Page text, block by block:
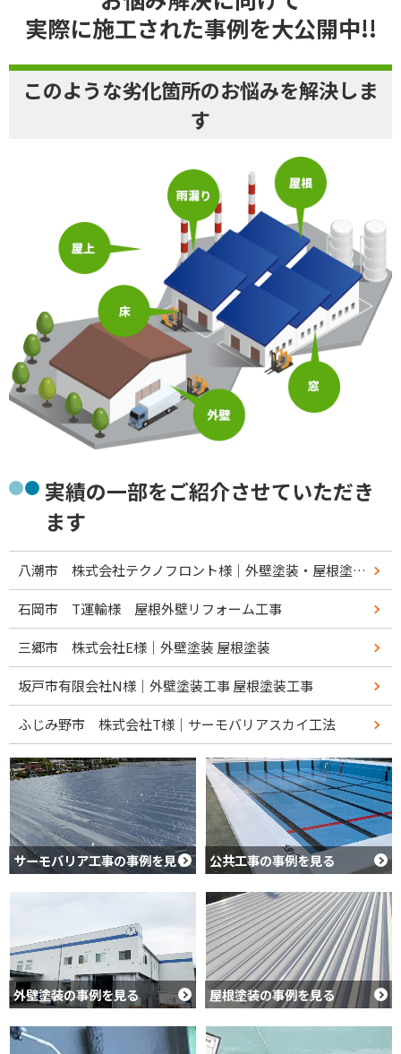
実際に施工された事例を大公開中!!
このような劣化箇所のお悩みを解決しま
す
実績の一部をご紹介させていただき
ます
八潮市 株式会社テクノフロント様｜外壁塗装・屋根塗装リフォーム工事
石岡市 T運輸様 屋根外壁リフォーム工事
三郷市 株式会社E様｜外壁塗装 屋根塗装
坂戸市有限会社N様｜外壁塗装工事 屋根塗装工事
ふじみ野市 株式会社T様｜サーモバリアスカイ工法
サーモバリア工事の事例を見る 公共工事の事例を見る
外壁塗装の事例を見る 屋根塗装の事例を見る